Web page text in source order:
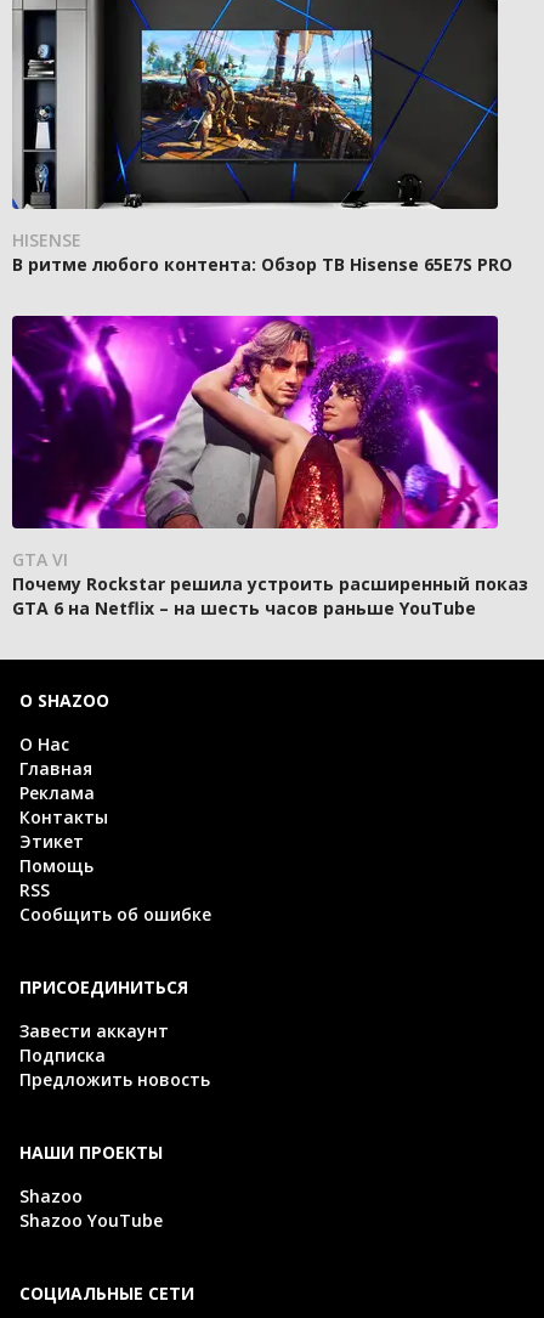
HISENSE
В ритме любого контента: Обзор ТВ Hisense 65E7S PRO
GTA VI
Почему Rockstar решила устроить расширенный показ
GTA 6 на Netflix – на шесть часов раньше YouTube
О SHAZOO
О Нас
Главная
Реклама
Контакты
Этикет
Помощь
RSS
Сообщить об ошибке
ПРИСОЕДИНИТЬСЯ
Завести аккаунт
Подписка
Предложить новость
НАШИ ПРОЕКТЫ
Shazoo
Shazoo YouTube
СОЦИАЛЬНЫЕ СЕТИ